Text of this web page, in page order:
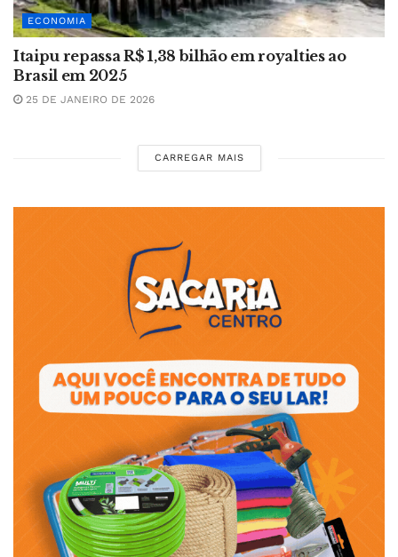
ECONOMIA
Itaipu repassa R$ 1,38 bilhão em royalties ao
Brasil em 2025
25 DE JANEIRO DE 2026
CARREGAR MAIS